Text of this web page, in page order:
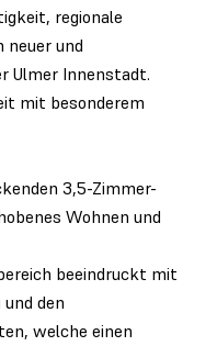
regionale
und
Ulmer Innenstadt.
mit besonderem
3,5-Zimmer-
Wohnen und
beeindruckt mit
den
welche einen